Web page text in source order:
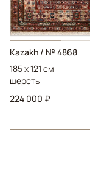
Kazakh / № 4868
185 x 121 см
шерсть
224 000 ₽